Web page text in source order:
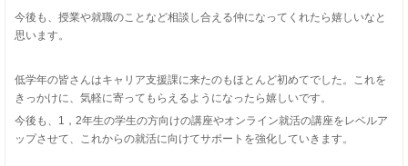
今後も、授業や就職のことなど相談し合える仲になってくれたら嬉しいなと
思います。
低学年の皆さんはキャリア支援課に来たのもほとんど初めてでした。これを
きっかけに、気軽に寄ってもらえるようになったら嬉しいです。
今後も、1，2年生の学生の方向けの講座やオンライン就活の講座をレベルア
ップさせて、これからの就活に向けてサポートを強化していきます。